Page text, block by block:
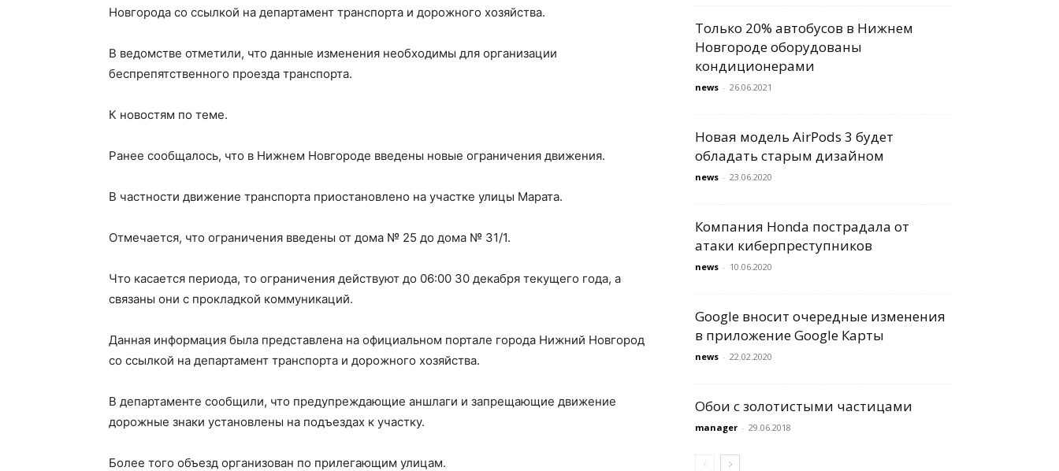
Новгорода со ссылкой на департамент транспорта и дорожного хозяйства.
В ведомстве отметили, что данные изменения необходимы для организации
беспрепятственного проезда транспорта.
К новостям по теме.
Ранее сообщалось, что в Нижнем Новгороде введены новые ограничения движения.
В частности движение транспорта приостановлено на участке улицы Марата.
Отмечается, что ограничения введены от дома № 25 до дома № 31/1.
Что касается периода, то ограничения действуют до 06:00 30 декабря текущего года, а
связаны они с прокладкой коммуникаций.
Данная информация была представлена на официальном портале города Нижний Новгород
со ссылкой на департамент транспорта и дорожного хозяйства.
В департаменте сообщили, что предупреждающие аншлаги и запрещающие движение
дорожные знаки установлены на подъездах к участку.
Более того объезд организован по прилегающим улицам.
Только 20% автобусов в Нижнем
Новгороде оборудованы
кондиционерами
news - 26.06.2021
Новая модель AirPods 3 будет
обладать старым дизайном
news - 23.06.2020
Компания Honda пострадала от
атаки киберпреступников
news - 10.06.2020
Google вносит очередные изменения
в приложение Google Карты
news - 22.02.2020
Обои с золотистыми частицами
manager - 29.06.2018